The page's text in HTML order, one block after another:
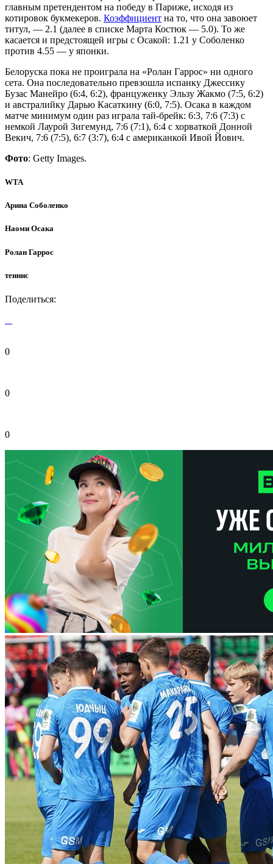
главным претендентом на победу в Париже, исходя из
котировок букмекеров. Коэффициент на то, что она завоюет
титул, — 2.1 (далее в списке Марта Костюк — 5.0). То же
касается и предстоящей игры с Осакой: 1.21 у Соболенко
против 4.55 — у японки.
Белоруска пока не проиграла на «Ролан Гаррос» ни одного
сета. Она последовательно превзошла испанку Джессику
Бузас Манейро (6:4, 6:2), француженку Эльзу Жакмо (7:5, 6:2)
и австралийку Дарью Касаткину (6:0, 7:5). Осака в каждом
матче минимум один раз играла тай-брейк: 6:3, 7:6 (7:3) с
немкой Лаурой Зигемунд, 7:6 (7:1), 6:4 с хорваткой Донной
Векич, 7:6 (7:5), 6:7 (3:7), 6:4 с американкой Ивой Йович.
Фото: Getty Images.
WTA
Арина Соболенко
Наоми Осака
Ролан Гаррос
теннис
Поделиться:
0
0
0